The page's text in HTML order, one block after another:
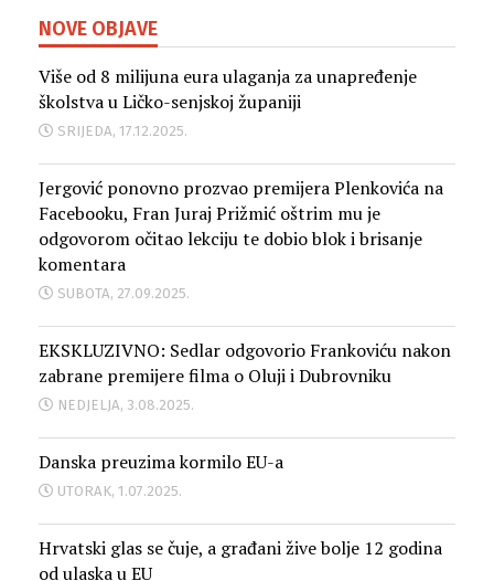
NOVE OBJAVE
Više od 8 milijuna eura ulaganja za unapređenje
školstva u Ličko-senjskoj županiji
SRIJEDA, 17.12.2025.
Jergović ponovno prozvao premijera Plenkovića na
Facebooku, Fran Juraj Prižmić oštrim mu je
odgovorom očitao lekciju te dobio blok i brisanje
komentara
SUBOTA, 27.09.2025.
EKSKLUZIVNO: Sedlar odgovorio Frankoviću nakon
zabrane premijere filma o Oluji i Dubrovniku
NEDJELJA, 3.08.2025.
Danska preuzima kormilo EU-a
UTORAK, 1.07.2025.
Hrvatski glas se čuje, a građani žive bolje 12 godina
od ulaska u EU